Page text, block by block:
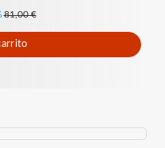
81,00 €